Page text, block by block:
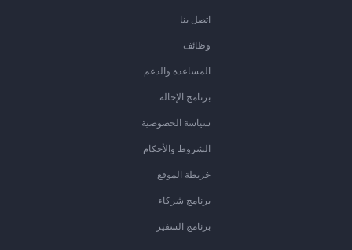
اتصل بنا
وظائف
المساعدة والدعم
برنامج الإحالة
سياسة الخصوصية
الشروط والأحكام
خريطة الموقع
برنامج شركاء
برنامج السفير